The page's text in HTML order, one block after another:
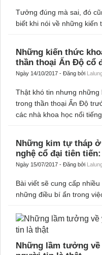
Ngày 22/09/2017 - Đăng bởi
Những kiến thức
thần thoại Ấn Độ cổ
Ngày 14/10/2017 - Đăng bởi
trong thần thoại Ấn Độ
các nhà khoa học nổi
nghệ cổ đại tiên
Ngày 15/07/2017 - Đăng bởi
Bài viết sẽ cung cấp